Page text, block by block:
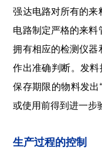
强达电路对所有的来
电路制定严格的来料
拥有相应的检测仪器
作出准确判断。发料
保存期限的物料发出
或使用前得到进一步
生产过程的控制